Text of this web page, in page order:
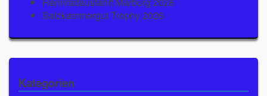
Salzkammergut Trophy 2026
Kategorien